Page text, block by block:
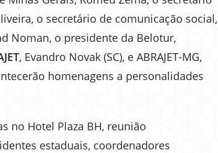
o secretário de comunicação social,
Noman, o presidente da Belotur,
, Evandro Novak (SC), e ABRAJET-MG,
homenagens a personalidades
no Hotel Plaza BH, reunião
estaduais, coordenadores